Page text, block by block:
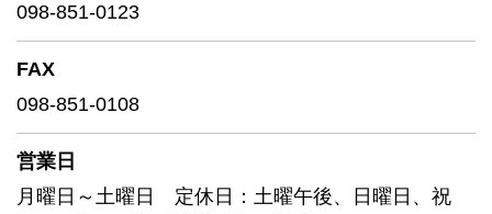
098-851-0123
FAX
098-851-0108
営業日
月曜日～土曜日 定休日：土曜午後、日曜日、祝